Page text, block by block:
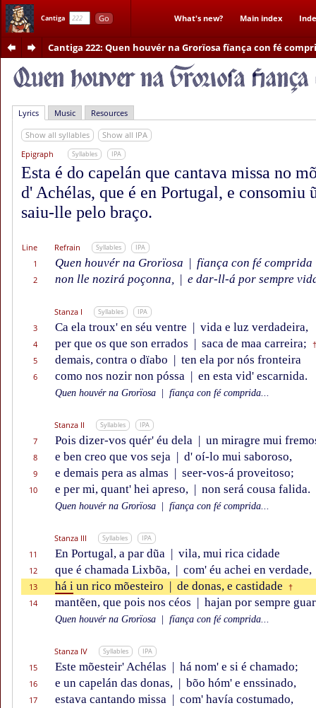
Cantiga Go What's new? Main index
Cantiga 222: Quen houvér na Grorïosa fïança con fé
Lyrics Music Resources
Show all syllables
Show all IPA
Epigraph
Syllables IPA
Esta é do capelán que cantava missa no
d' Achélas, que é en Portugal, e consomiu
saiu-lle pelo braço.
Line Refrain Syllables IPA
1 Quen houvér na Grorïosa | fïança con fé comprida
2 non lle nozirá poçonna, | e dar-ll-á por sempre
Stanza I Syllables IPA
3 Ca ela troux' en séu ventre | vida e luz verdadeira,
4 per que os que son errados | saca de maa carreira; †
5 demais, contra o dïabo | ten ela por nós fronteira
6 como nos nozir non póssa | en esta vid' escarnida.
Quen houvér na Grorïosa fïança con fé comprida...
Stanza II Syllables IPA
7 Pois dizer-vos quér' éu dela | un miragre mui
8 e ben creo que vos seja | d' oí-lo mui saboroso,
9 e demais pera as almas | seer-vos-á proveitoso;
10 e per mi, quant' hei apreso, | non será cousa falida.
Quen houvér na Grorïosa fïança con fé comprida...
Stanza III Syllables IPA
11 En Portugal, a par dũa | vila, mui rica cidade
12 que é chamada Lixbõa, | com' éu achei en verdade,
13 há i un rico mõesteiro | de donas, e castidade †
14 mantẽen, que pois nos céos | hajan por sempre
Quen houvér na Grorïosa fïança con fé comprida...
Stanza IV Syllables IPA
15 Este mõesteir' Achélas | há nom' e si é chamado;
16 e un capelán das donas, | bõo hóm' e enssinado,
17 estava cantando missa | com' havía costumado,